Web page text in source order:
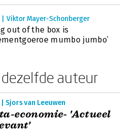
Viktor Mayer-Schonberger
out of the box is
mumbo jumbo’
dezelfde auteur
Sjors van Leeuwen
economie- 'Actueel